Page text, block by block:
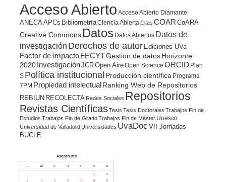
Acceso Abierto Acceso Abierto Diamante
ANECA APCs BibliometríaCiencia Abierta Citas COAR CoARA
Creative Commons Datos Datos Abiertos Datos de
investigación Derechos de autor Ediciones UVa
Factor de impacto FECYTGestion de datosHorizonte
2020 InvestigaciónJCROpen AireOpen Science ORCID Plan
S Política institucional Producción científica Programa
7PM Propiedad intelectualRanking Web de Repositorios
REBIUN RECOLECTA Redes Sociales Repositorios
Revistas CientíficasTesis Tesis Doctorales Trabajos Fin de
Estudios Trabajos Fin de GradoTrabajos Fin de Máster Unesco
Universidad de ValladolidUniversidades UvaDoc VII Jornadas
BUCLE
AGOSTO 2026
L M X J V S D
1
2
3
4 5 6 7 8
9